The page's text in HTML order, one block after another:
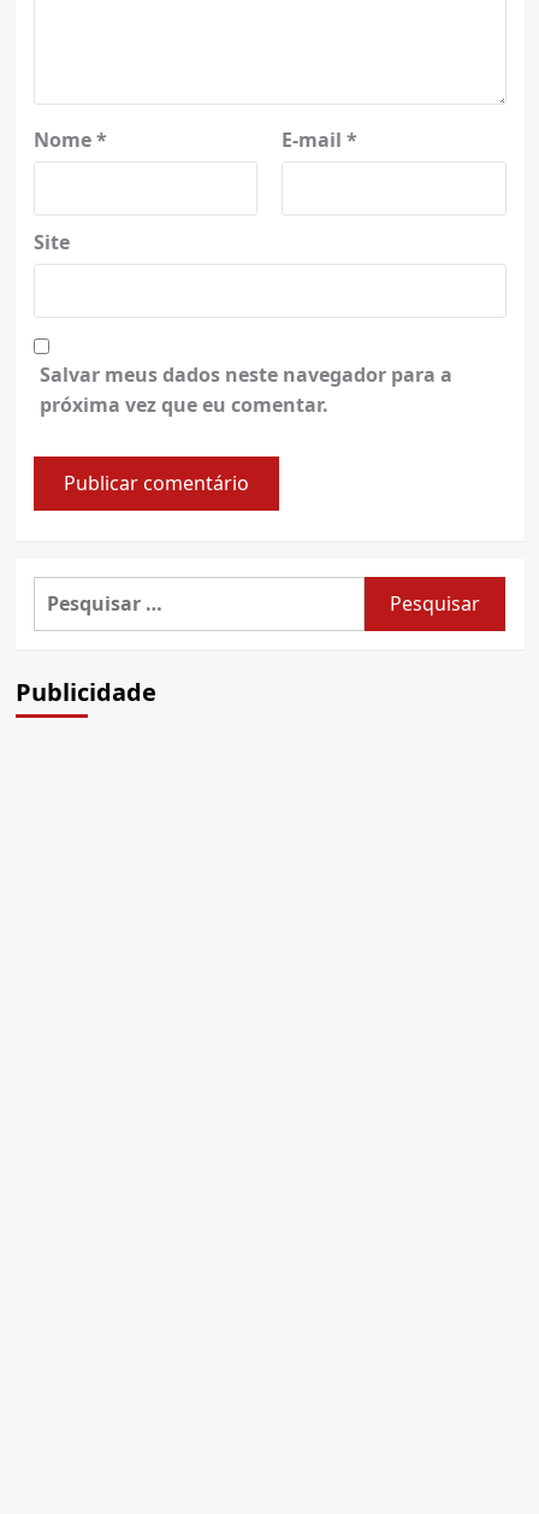
Nome* E-mail *
Site
Salvar meus dados neste navegador para a
próxima vez que eu comentar.
Pesquisar
por:
Publicidade